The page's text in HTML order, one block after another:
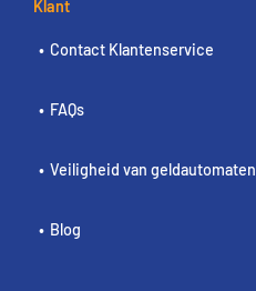
Klant
Contact Klantenservice
FAQs
Veiligheid van geldautomaten
Blog